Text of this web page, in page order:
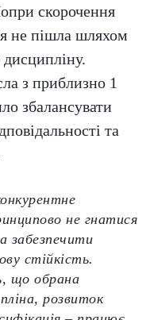
скорочення
не пішла шляхом
дисципліну.
з приблизно 1
збалансувати
та
не гнатися
забезпечити
стійкість.
що обрана
розвиток